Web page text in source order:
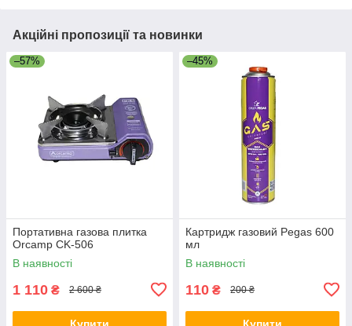
Акційні пропозиції та новинки
–57%
Портативна газова плитка
Orcamp CK-506
В наявності
1 110 ₴ 2 600 ₴
Купити
–45%
Картридж газовий Pegas 600
мл
В наявності
110 ₴ 200 ₴
Купити